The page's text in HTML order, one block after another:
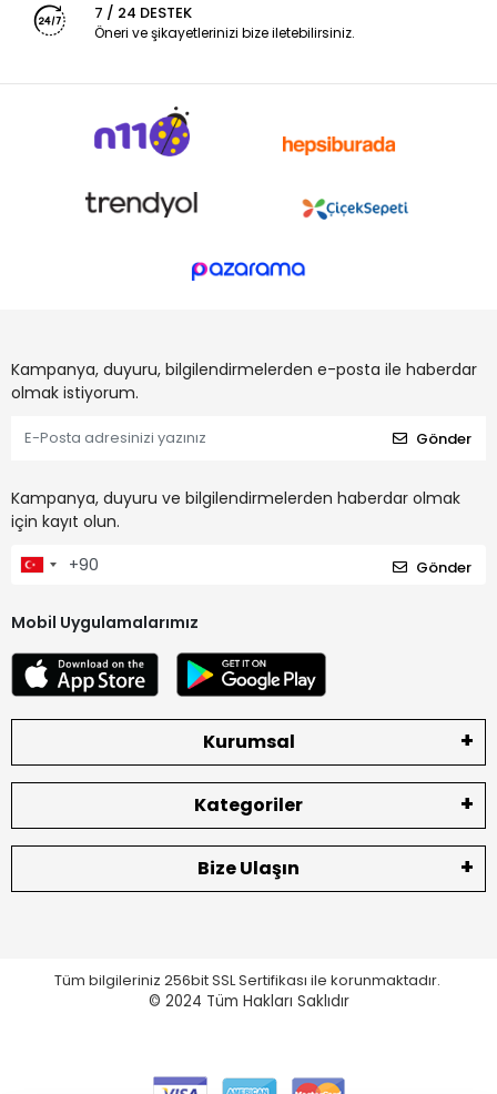
7 / 24 DESTEK
Öneri ve şikayetlerinizi bize iletebilirsiniz.
Kampanya, duyuru, bilgilendirmelerden e-posta ile haberdar
olmak istiyorum.
Gönder
Kampanya, duyuru ve bilgilendirmelerden haberdar olmak
için kayıt olun.
Gönder
Mobil Uygulamalarımız
Kurumsal
Kategoriler
Bize Ulaşın
Tüm bilgileriniz 256bit SSL Sertifikası ile korunmaktadır.
© 2024 Tüm Hakları Saklıdır